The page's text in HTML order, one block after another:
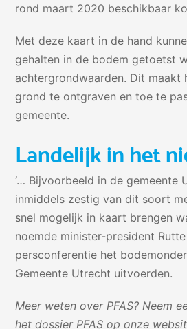
rond maart 2020 beschikbaar
Met deze kaart in de hand
gehalten in de bodem getoetst
achtergrondwaarden. Dit maakt
grond te ontgraven en toe te
gemeente.
Landelijk in het
‘… Bijvoorbeeld in de gemeente
inmiddels zestig van dit soort
snel mogelijk in kaart brengen
noemde minister-president
persconferentie het
Gemeente Utrecht uitvoerden.
Meer weten over PFAS? Neem
hetdossier PFAS op onze